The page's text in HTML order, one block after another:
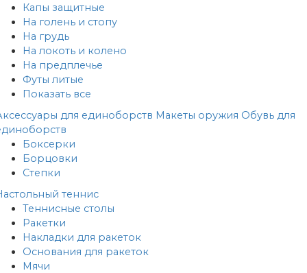
Капы защитные
На голень и стопу
На грудь
На локоть и колено
На предплечье
Футы литые
Показать все
для единоборств Макеты оружия Обувь для
Боксерки
Борцовки
Степки
теннис
Теннисные столы
Ракетки
Накладки для ракеток
Основания для ракеток
Мячи